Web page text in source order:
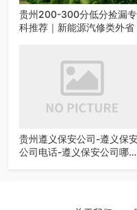
贵州200-300分低分捡漏专
科推荐｜新能源汽修类外省
贵州遵义保安公司-遵义保
公司电话-遵义保安公司哪家